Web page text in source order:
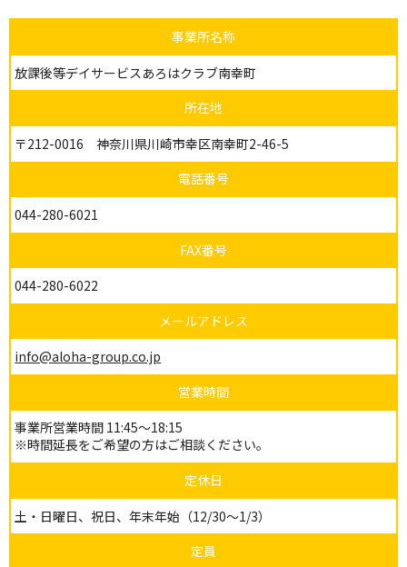
事業所名称
放課後等デイサービスあろはクラブ南幸町
所在地
〒212-0016 神奈川県川崎市幸区南幸町2-46-5
電話番号
044-280-6021
FAX番号
044-280-6022
メールアドレス
info@aloha-group.co.jp
営業時間
事業所営業時間 11:45～18:15
※時間延長をご希望の方はご相談ください。
定休日
土・日曜日、祝日、年末年始（12/30～1/3）
定員